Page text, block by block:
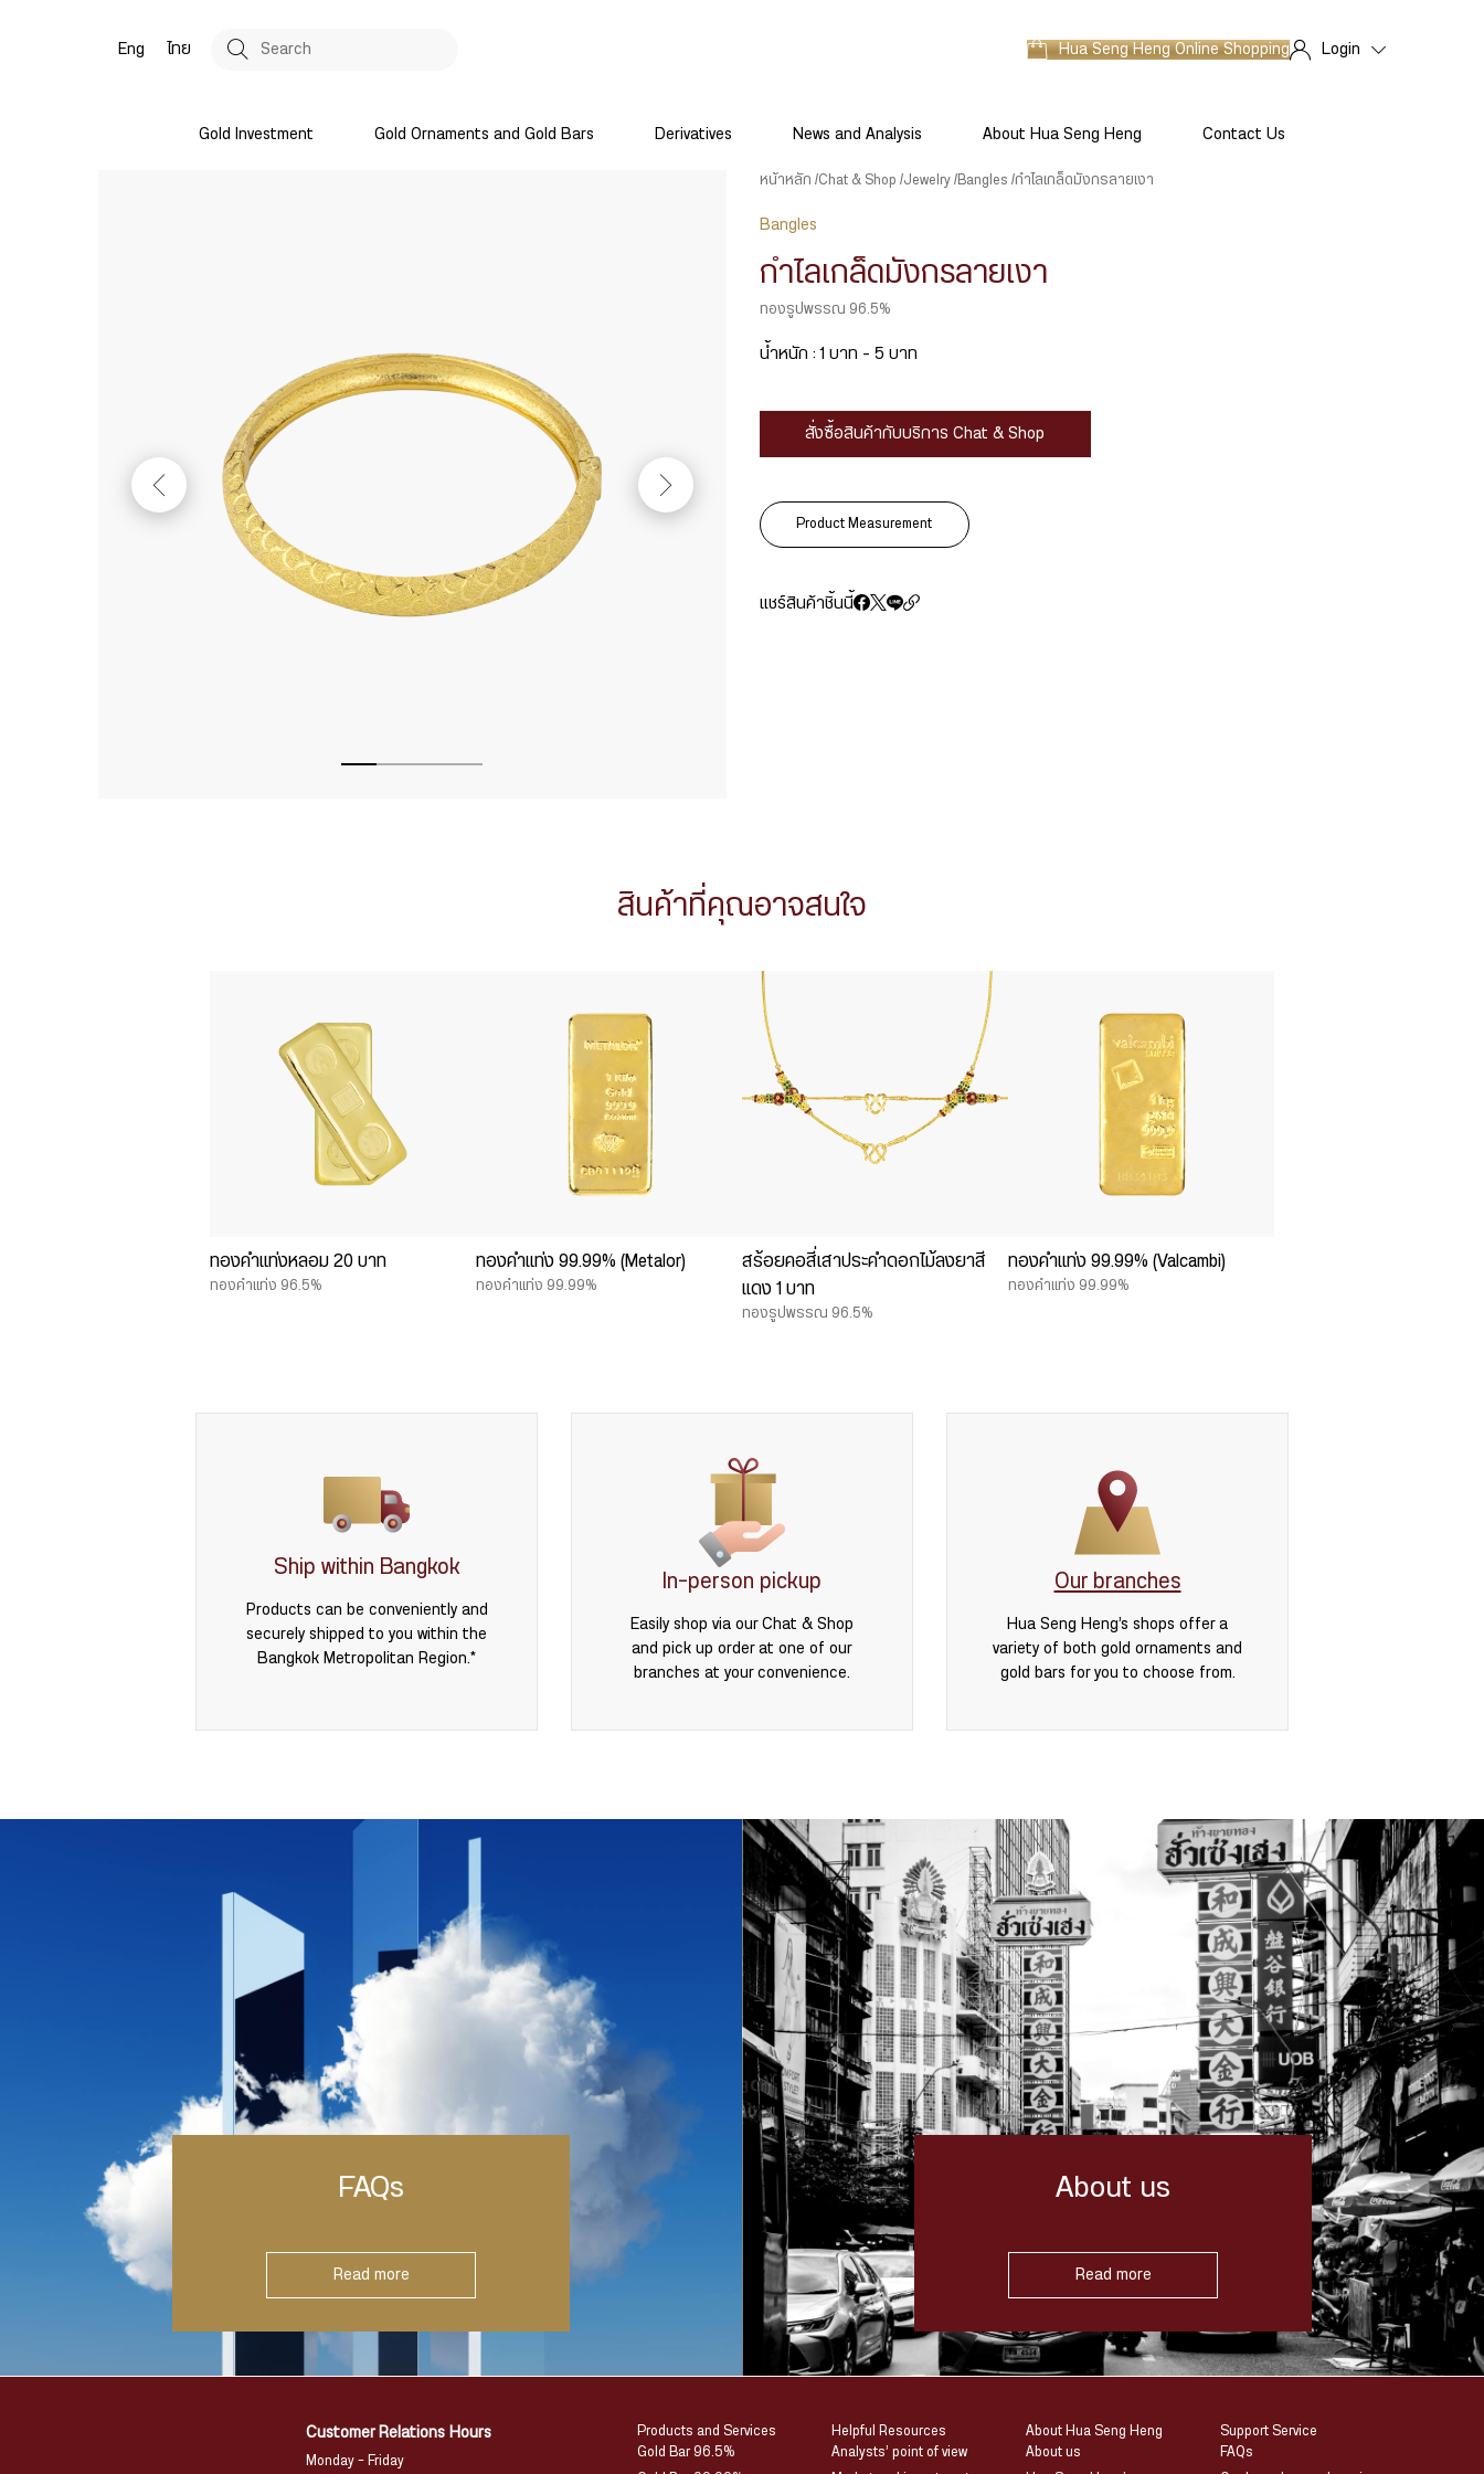
Eng ไทย Hua Seng HengOnline Shopping Login
Gold Investment Gold Ornaments and Gold Bars Derivatives News and Analysis About Hua Seng Heng Contact Us
หน้าหลัก Chat & Shop Jewelry Bangles กำไลเกล็ดมังกรลายเงา
Bangles
กำไลเกล็ดมังกรลายเงา
ทองรูปพรรณ 96.5%
น้ำหนัก : 1 บาท – 5 บาท
สั่งซื้อสินค้ากับบริการ Chat & Shop
Product Measurement
แชร์สินค้าชิ้นนี้
สินค้าที่คุณอาจสนใจ
ทองคำแท่งหลอม 20 บาท
ทองคำแท่ง 96.5%
ทองคำแท่ง 99.99% (Metalor)
ทองคำแท่ง 99.99%
สร้อยคอสี่เสาประคำดอกไม้ลงยาสี
แดง 1 บาท
ทองรูปพรรณ 96.5%
ทองคำแท่ง 99.99% (Valcambi)
ทองคำแท่ง 99.99%
Ship within Bangkok
Products can be conveniently and
securely shipped to you within the
Bangkok Metropolitan Region.*
In-person pickup
Easily shop via our Chat & Shop
and pick up order at one of our
branches at your convenience.
Our branches
Hua Seng Heng’s shops offer a
variety of both gold ornaments and
gold bars for you to choose from.
FAQs
Read more
About us
Read more
Customer Relations Hours
Monday – Friday
Products and Services
Gold Bar 96.5%
Helpful Resources
Analysts’ point of view
About Hua Seng Heng
About us
Support Service
FAQs